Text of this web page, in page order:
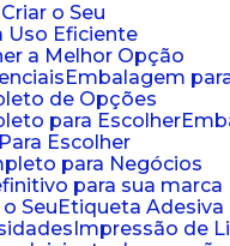
o Seu
Uso Eficiente
a Melhor Opção
Embalagem
de Opções
para Escolher
Escolher
para Negócios
para sua marca
Seu
Etiqueta
Impressão de